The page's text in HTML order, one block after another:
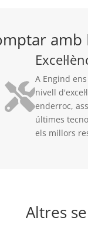
A Engind
nivell
enderroc,
últimes
els millors
Altres